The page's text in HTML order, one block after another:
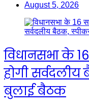
August 5, 2026
विधानसभा के
होगी
बुलाई बैठक